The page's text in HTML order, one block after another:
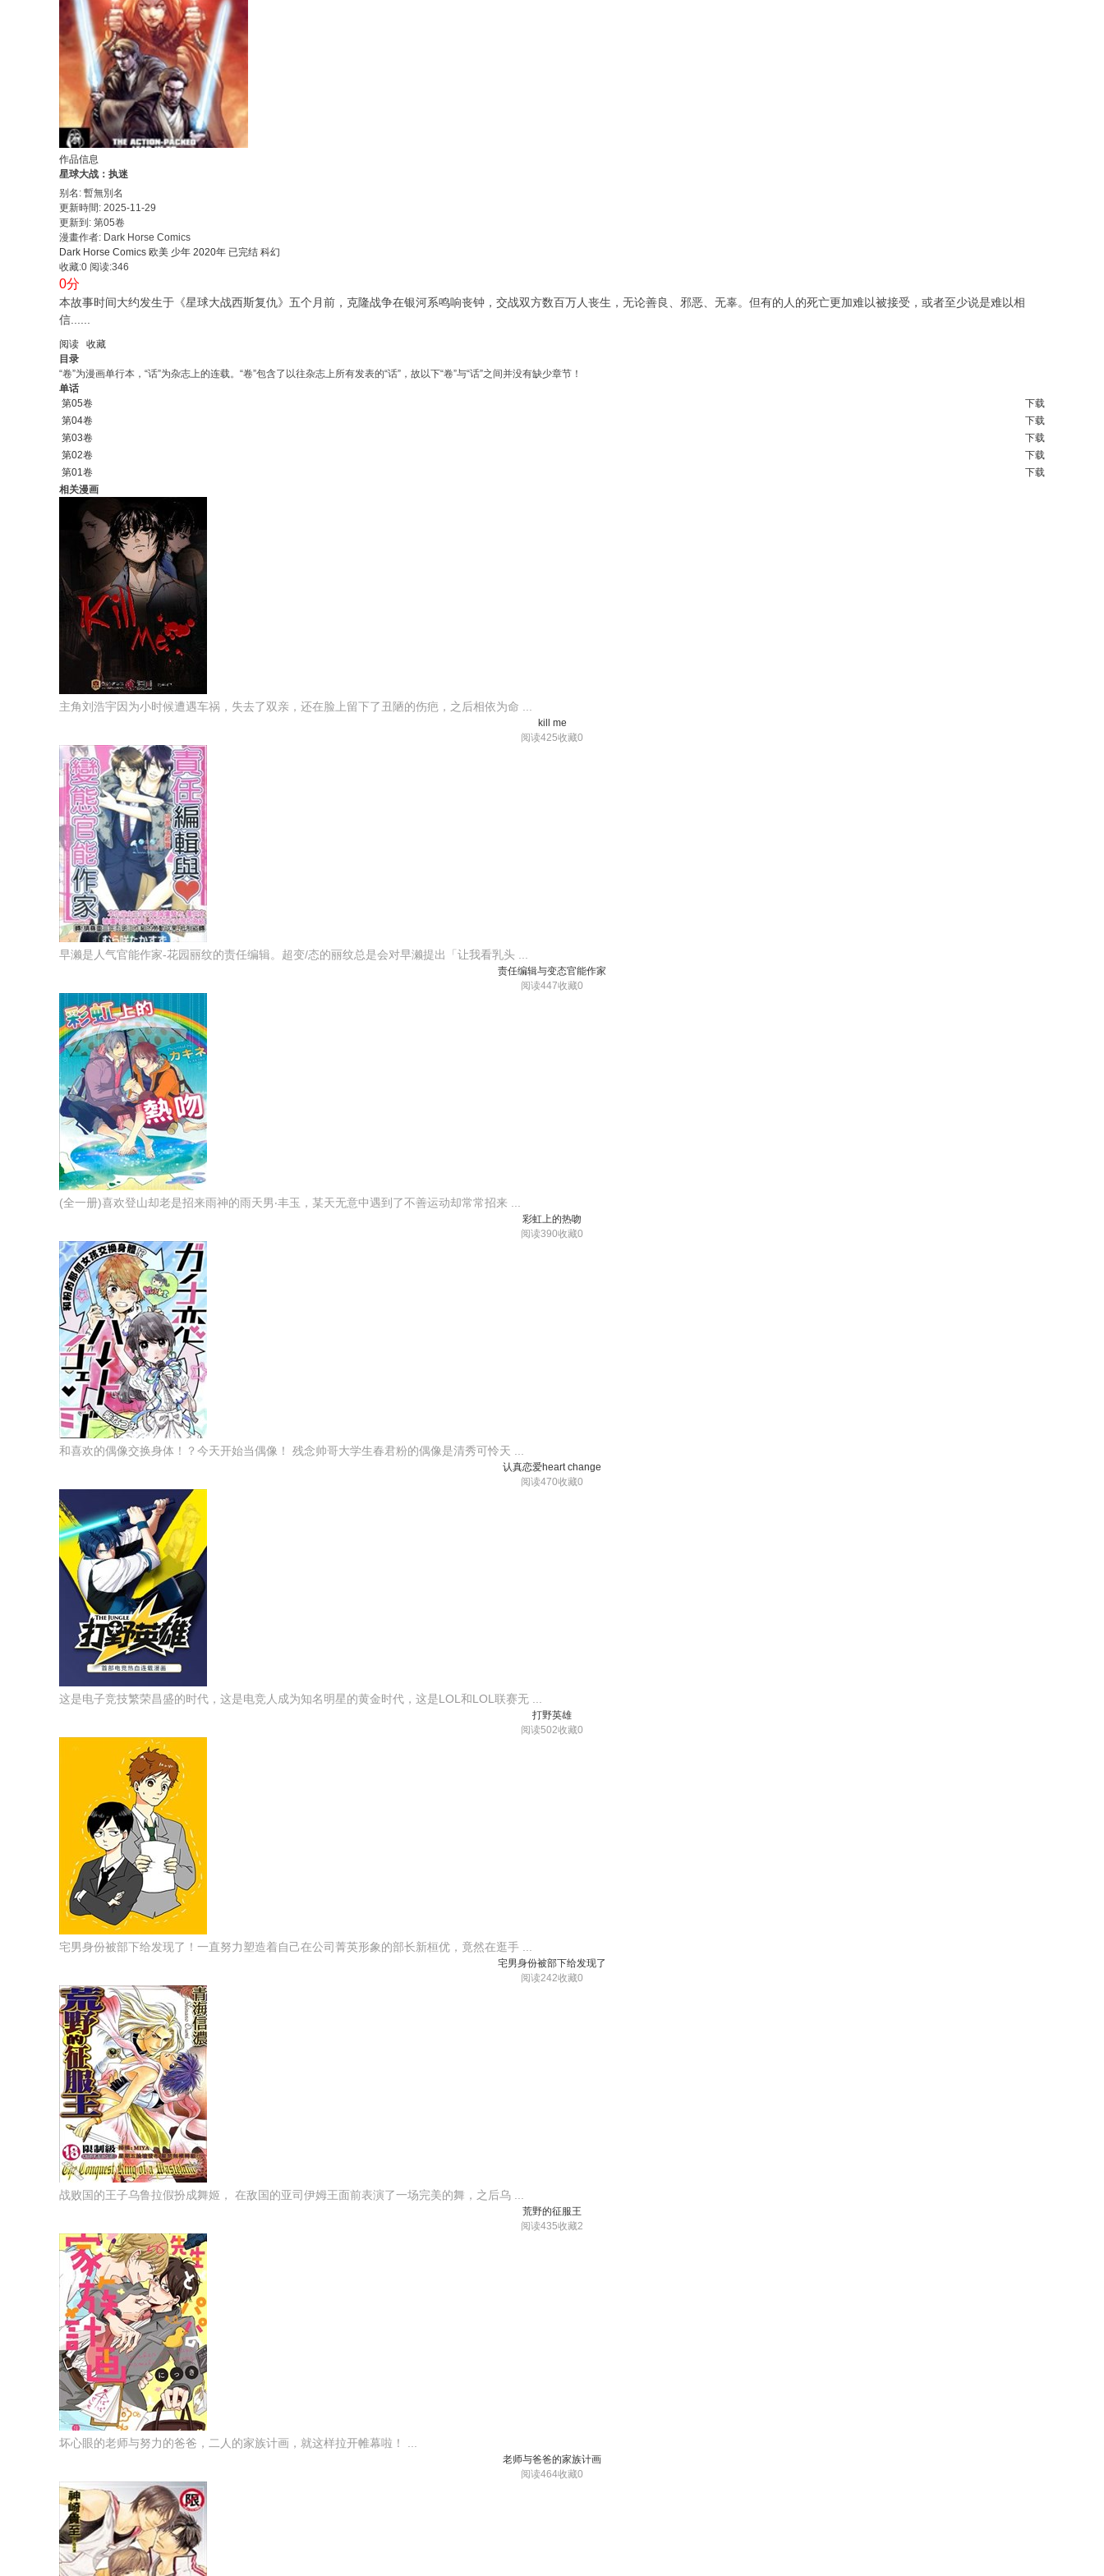
作品信息
星球大战：执迷
别名: 暫無別名
更新時間: 2025-11-29
更新到: 第05卷
漫畫作者: Dark Horse Comics
Dark Horse Comics 欧美 少年 2020年 已完结 科幻
收藏:0 阅读:346
0分
本故事时间大约发生于《星球大战西斯复仇》五个月前，克隆战争在银河系鸣响丧钟，交战双方数百万人丧生，无论善良、邪恶、无辜。但有的人的死亡更加难以被接受，或者至少说是难以相
信......
阅读
收藏
目录
“卷”为漫画单行本，“话”为杂志上的连载。“卷”包含了以往杂志上所有发表的“话”，故以下“卷”与“话”之间并没有缺少章节！
单话
第05卷
下载
第04卷
下载
第03卷
下载
第02卷
下载
第01卷
下载
相关漫画
主角刘浩宇因为小时候遭遇车祸，失去了双亲，还在脸上留下了丑陋的伤疤，之后相依为命 ...
kill me
阅读425收藏0
早濑是人气官能作家-花园丽纹的责任编辑。超变/态的丽纹总是会对早濑提出「让我看乳头 ...
责任编辑与变态官能作家
阅读447收藏0
(全一册)喜欢登山却老是招来雨神的雨天男‧丰玉，某天无意中遇到了不善运动却常常招来 ...
彩虹上的热吻
阅读390收藏0
和喜欢的偶像交换身体！？今天开始当偶像！ 残念帅哥大学生春君粉的偶像是清秀可怜天 ...
认真恋爱heart change
阅读470收藏0
这是电子竞技繁荣昌盛的时代，这是电竞人成为知名明星的黄金时代，这是LOL和LOL联赛无 ...
打野英雄
阅读502收藏0
宅男身份被部下给发现了！一直努力塑造着自己在公司菁英形象的部长新桓优，竟然在逛手 ...
宅男身份被部下给发现了
阅读242收藏0
战败国的王子乌鲁拉假扮成舞姬， 在敌国的亚司伊姆王面前表演了一场完美的舞，之后乌 ...
荒野的征服王
阅读435收藏2
坏心眼的老师与努力的爸爸，二人的家族计画，就这样拉开帷幕啦！ ...
老师与爸爸的家族计画
阅读464收藏0